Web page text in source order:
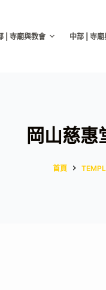
| 寺廟與教會 中部 | 寺
岡山慈
首頁